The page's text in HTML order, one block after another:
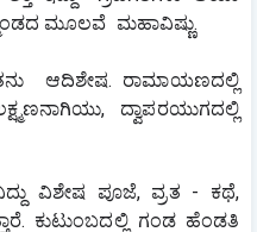
ಮೂಲವೆ  ಮಹಾವಿಷ್ಣು.
ಆದಿಶೇಷ. ರಾಮಾಯಣದಲ್ಲಿ
ದ್ವಾಪರಯುಗದಲ್ಲಿ
ವಿಶೇಷ ಪೂಜೆ, ವ್ರತ - ಕಥೆ,
ಕುಟುಂಬದಲ್ಲಿ ಗಂಡ ಹೆಂಡತಿ